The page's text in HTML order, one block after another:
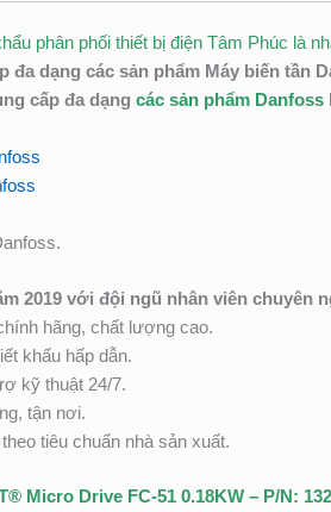
phân phối thiết bị điện Tâm Phúc là
đa dạng các sản phẩm Máy biến
cấp đa dạng các sản phẩm Danfoss
2019 với đội ngũ nhân viên chuyên
hãng, chất lượng cao.
khấu hấp dẫn.
kỹ thuật 24/7.
tận nơi.
tiêu chuẩn nhà sản xuất.
Micro Drive FC-51 0.18KW – P/N: